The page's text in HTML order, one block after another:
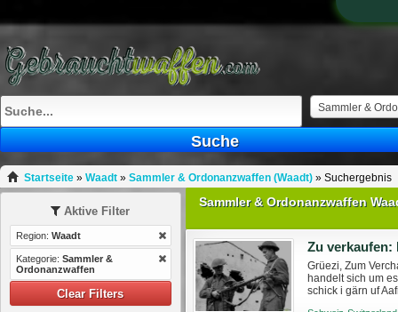
Sammler &
Suche
Startseite» Waadt» Sammler & Ordonanzwaffen (Waadt)» Suchergebnis
Sammler & Ordonanzwaffen
Zu verkaufen:
Grüezi, Zum
handelt sich um
schick i gärn uf
Aktive Filter
Region: Waadt
Kategorie: Sammler &
Ordonanzwaffen
Clear Filters